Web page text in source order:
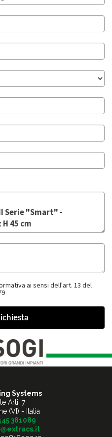
ai sensi dell'art. 13 del
Systems
Arti, 7
(VI) - Italia
381089